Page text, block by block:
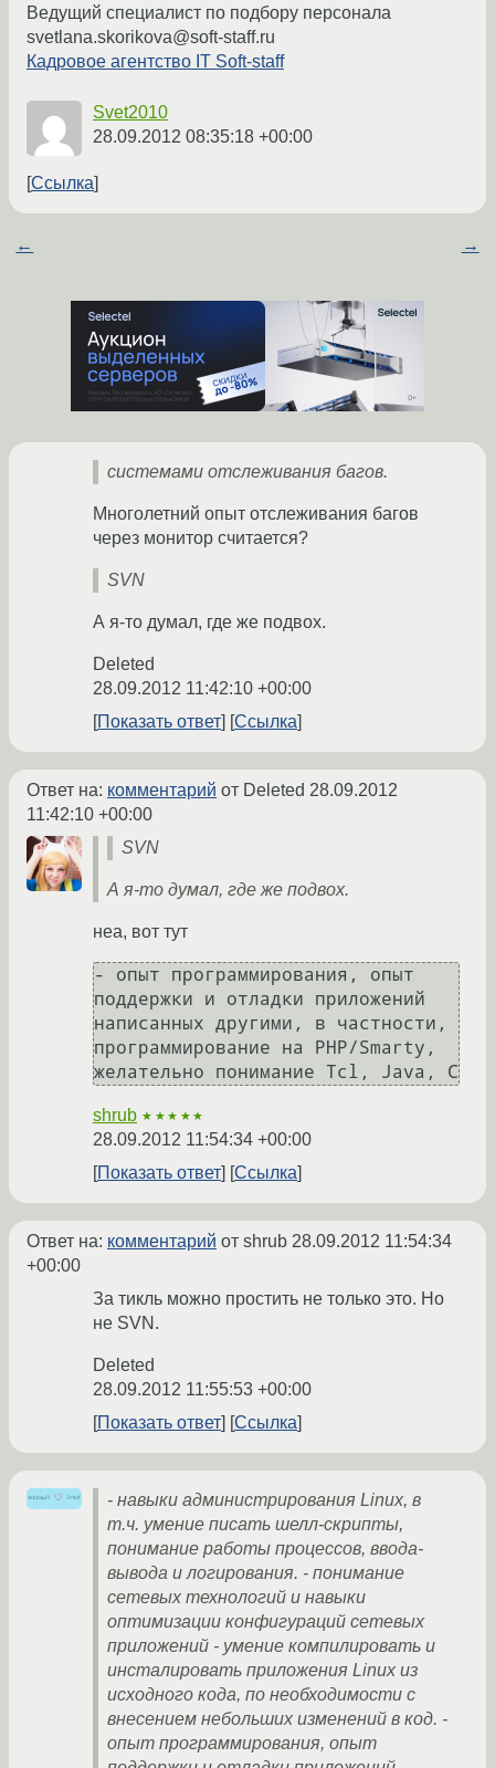
Ведущий специалист по подбору персонала
svetlana.skorikova@soft-staff.ru
Кадровое агентство IT Soft-staff
Svet2010
28.09.2012 08:35:18 +00:00
Ссылка
← →
системами отслеживания багов.
Многолетний опыт отслеживания багов
через монитор считается?
SVN
А я-то думал, где же подвох.
Deleted
28.09.2012 11:42:10 +00:00
Показать ответ
Ссылка
Ответ на: комментарий от Deleted 28.09.2012
11:42:10 +00:00
SVN
А я-то думал, где же подвох.
неа, вот тут
- опыт программирования, опыт
поддержки и отладки приложений
написанных другими, в частности,
программирование на PHP/Smarty,
shrub ★★★★★
28.09.2012 11:54:34 +00:00
Показать ответ
Ссылка
Ответ на: комментарий от shrub 28.09.2012 11:54:34
+00:00
За тикль можно простить не только это. Но
не SVN.
Deleted
28.09.2012 11:55:53 +00:00
Показать ответ
Ссылка
- навыки администрирования Linux, в
т.ч. умение писать шелл-скрипты,
понимание работы процессов, ввода-
вывода и логирования. - понимание
сетевых технологий и навыки
оптимизации конфигураций сетевых
приложений - умение компилировать и
инсталировать приложения Linux из
исходного кода, по необходимости с
внесением небольших изменений в код. -
опыт программирования, опыт